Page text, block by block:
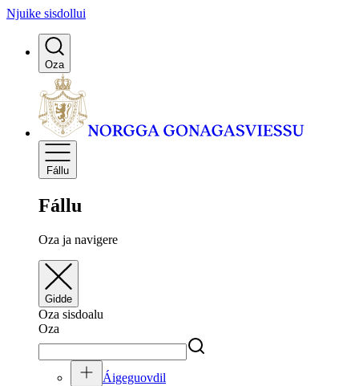
Njuike sisdollui
Oza
Fállu
Fállu
Oza ja navigere
Gidde
Oza sisdoalu
Oza
Áigeguovdil